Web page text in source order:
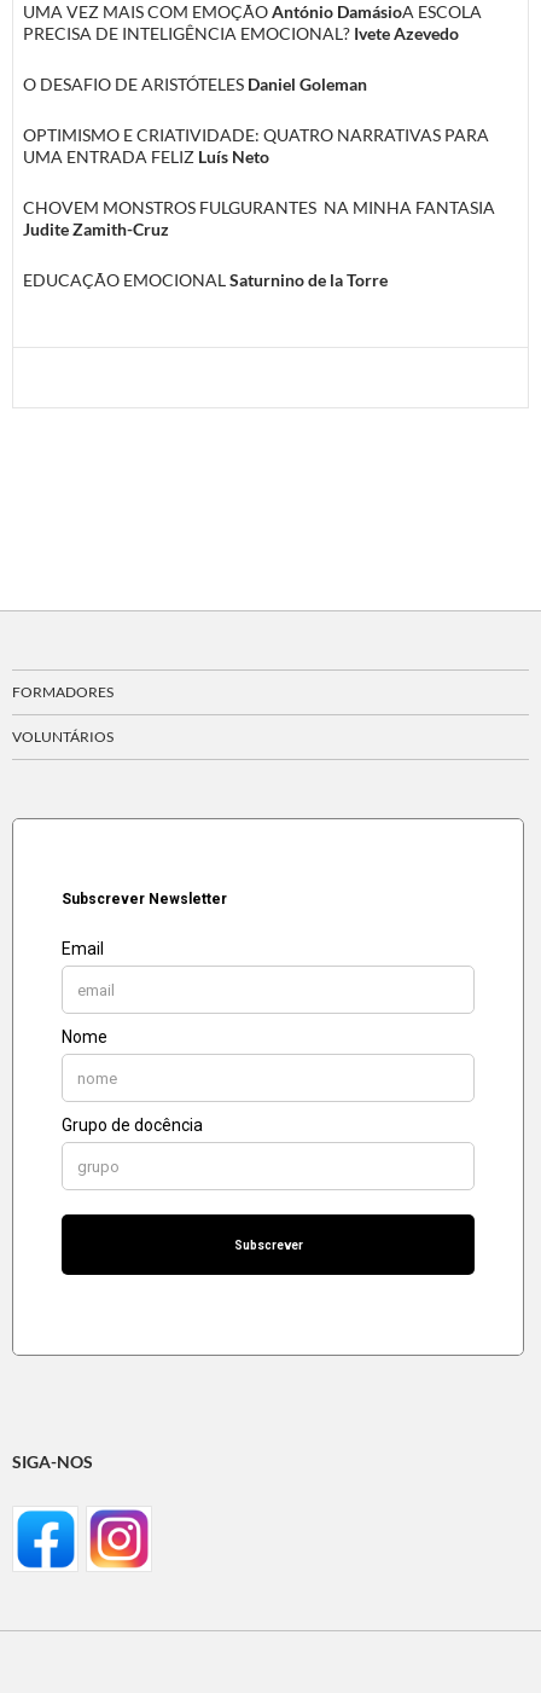
UMA VEZ MAIS COM EMOÇÃOAntónio DamásioA ESCOLA
PRECISA DE INTELIGÊNCIA EMOCIONAL? Ivete Azevedo
O DESAFIO DE ARISTÓTELES Daniel Goleman
OPTIMISMO E CRIATIVIDADE: QUATRO NARRATIVAS PARA
UMA ENTRADA FELIZ Luís Neto
CHOVEM MONSTROS FULGURANTES NA MINHA FANTASIA
Judite Zamith-Cruz
EDUCAÇÃO EMOCIONALSaturnino de la Torre
FORMADORES
VOLUNTÁRIOS
SIGA-NOS